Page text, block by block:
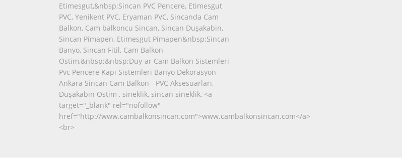
Etimesgut,&nbsp;Sincan PVC Pencere, Etimesgut
PVC, Yenikent PVC, Eryaman PVC, Sincanda Cam
Balkon, Cam balkoncu Sincan, Sincan Duşakabin,
Sincan Pimapen, Etimesgut Pimapen&nbsp;Sincan
Banyo, Sincan Fitil, Cam Balkon
Ostim,&nbsp;&nbsp;Duy-ar Cam Balkon Sistemleri
Pvc Pencere Kapı Sistemleri Banyo Dekorasyon
Ankara Sincan Cam Balkon - PVC Aksesuarları,
Duşakabin Ostim , sineklik, sincan sineklik, <a
target="_blank" rel="nofollow"
href="http://www.cambalkonsincan.com">www.cambalkonsincan.com</a>
<br>